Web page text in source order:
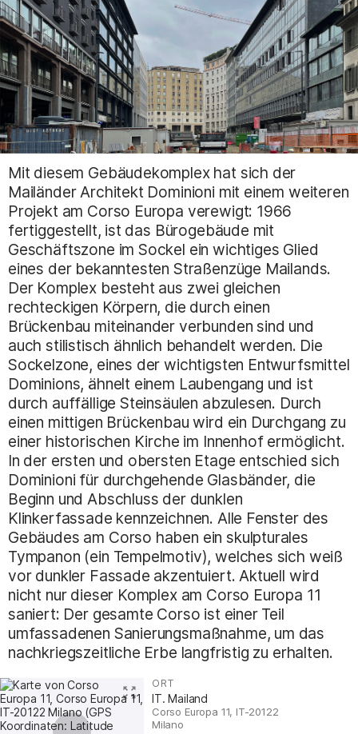
Mit diesem Gebäudekomplex hat sich der
Mailänder Architekt Dominioni mit einem weiteren
Projekt am Corso Europa verewigt: 1966
fertiggestellt, ist das Bürogebäude mit
Geschäftszone im Sockel ein wichtiges Glied
eines der bekanntesten Straßenzüge Mailands.
Der Komplex besteht aus zwei gleichen
rechteckigen Körpern, die durch einen
Brückenbau miteinander verbunden sind und
auch stilistisch ähnlich behandelt werden. Die
Sockelzone, eines der wichtigsten Entwurfsmittel
Dominions, ähnelt einem Laubengang und ist
durch auffällige Steinsäulen abzulesen. Durch
einen mittigen Brückenbau wird ein Durchgang zu
einer historischen Kirche im Innenhof ermöglicht.
In der ersten und obersten Etage entschied sich
Dominioni für durchgehende Glasbänder, die
Beginn und Abschluss der dunklen
Klinkerfassade kennzeichnen. Alle Fenster des
Gebäudes am Corso haben ein skulpturales
Tympanon (ein Tempelmotiv), welches sich weiß
vor dunkler Fassade akzentuiert. Aktuell wird
nicht nur dieser Komplex am Corso Europa 11
saniert: Der gesamte Corso ist einer Teil
umfassadenen Sanierungsmaßnahme, um das
nachkriegszeitliche Erbe langfristig zu erhalten.
ORT
IT. Mailand
Corso Europa 11, IT-20122
Milano